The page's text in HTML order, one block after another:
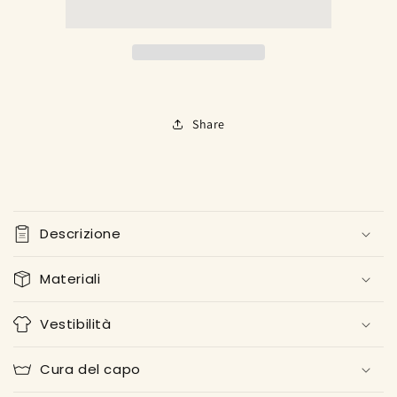
Share
o
n
t
e
n
u
t
Descrizione
Materiali
Vestibilità
Cura del capo